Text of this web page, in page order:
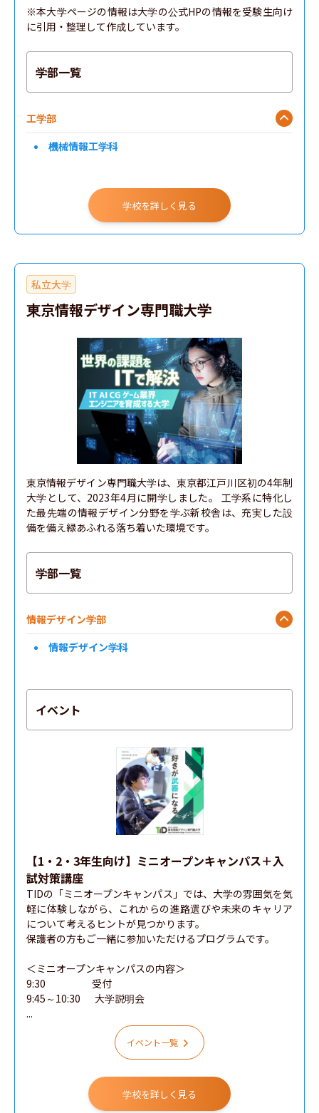
※本大学ページの情報は大学の公式HPの情報を受験生向け
に引用・整理して作成しています。
学部一覧
工学部
機械情報工学科
学校を詳しく見る
私立大学
東京情報デザイン専門職大学
東京情報デザイン専門職大学は、東京都江戸川区初の4年制
大学として、2023年4月に開学しました。 工学系に特化し
た最先端の情報デザイン分野を学ぶ新校舎は、充実した設
備を備え緑あふれる落ち着いた環境です。
学部一覧
情報デザイン学部
情報デザイン学科
イベント
【1・2・3年生向け】ミニオープンキャンパス＋入
試対策講座
TIDの「ミニオープンキャンパス」では、大学の雰囲気を気
軽に体験しながら、これからの進路選びや未来のキャリア
について考えるヒントが見つかります。
保護者の方もご一緒に参加いただけるプログラムです。
＜ミニオープンキャンパスの内容＞
9:30　　　　   受付
9:45～10:30　  大学説明会
...
イベント一覧
学校を詳しく見る